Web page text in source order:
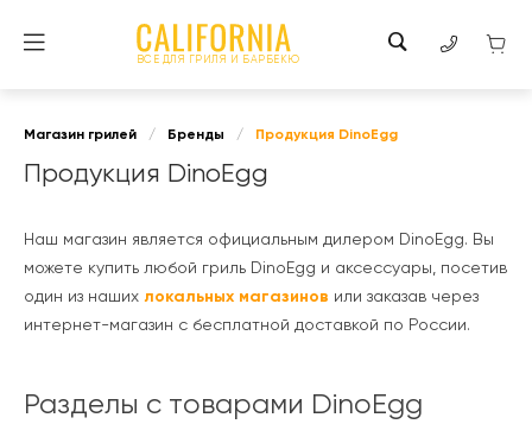
ВСЕ ДЛЯ ГРИЛЯ И БАРБЕКЮ
Магазин грилей / Бренды / Продукция DinoEgg
Продукция DinoEgg
Наш магазин является официальным дилером DinoEgg. Вы
можете купить любой гриль DinoEgg и аксессуары, посетив
один из наших локальных магазинов или заказав через
интернет-магазин с бесплатной доставкой по России.
Разделы с товарами DinoEgg